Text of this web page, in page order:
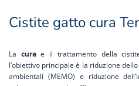
Cistite gatto cura
La curae il trattamento della
l’obiettivo principale è la riduzione
ambientali (MEMO) e riduzione